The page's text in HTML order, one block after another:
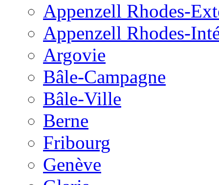
Appenzell Rhodes-
Appenzell Rhodes-
Argovie
Bâle-Campagne
Bâle-Ville
Berne
Fribourg
Genève